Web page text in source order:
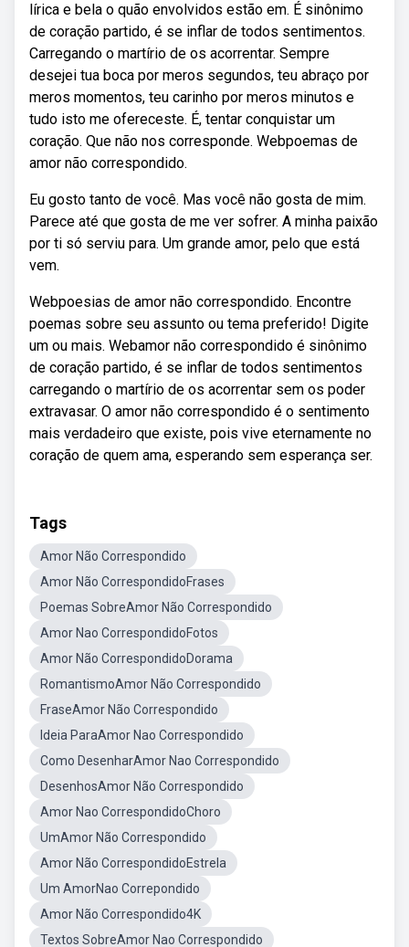
lírica e bela o quão envolvidos estão em. É sinônimo
de coração partido, é se inflar de todos sentimentos.
Carregando o martírio de os acorrentar. Sempre
desejei tua boca por meros segundos, teu abraço por
meros momentos, teu carinho por meros minutos e
tudo isto me ofereceste. É, tentar conquistar um
coração. Que não nos corresponde. Webpoemas de
amor não correspondido.
Eu gosto tanto de você. Mas você não gosta de mim.
Parece até que gosta de me ver sofrer. A minha paixão
por ti só serviu para. Um grande amor, pelo que está
vem.
Webpoesias de amor não correspondido. Encontre
poemas sobre seu assunto ou tema preferido! Digite
um ou mais. Webamor não correspondido é sinônimo
de coração partido, é se inflar de todos sentimentos
carregando o martírio de os acorrentar sem os poder
extravasar. O amor não correspondido é o sentimento
mais verdadeiro que existe, pois vive eternamente no
coração de quem ama, esperando sem esperança ser.
Tags
Amor Não Correspondido
Amor Não CorrespondidoFrases
Poemas SobreAmor Não Correspondido
Amor Nao CorrespondidoFotos
Amor Não CorrespondidoDorama
RomantismoAmor Não Correspondido
FraseAmor Não Correspondido
Ideia ParaAmor Nao Correspondido
Como DesenharAmor Nao Correspondido
DesenhosAmor Não Correspondido
Amor Nao CorrespondidoChoro
UmAmor Não Correspondido
Amor Não CorrespondidoEstrela
Um AmorNao Correpondido
Amor Não Correspondido4K
Textos SobreAmor Nao Correspondido